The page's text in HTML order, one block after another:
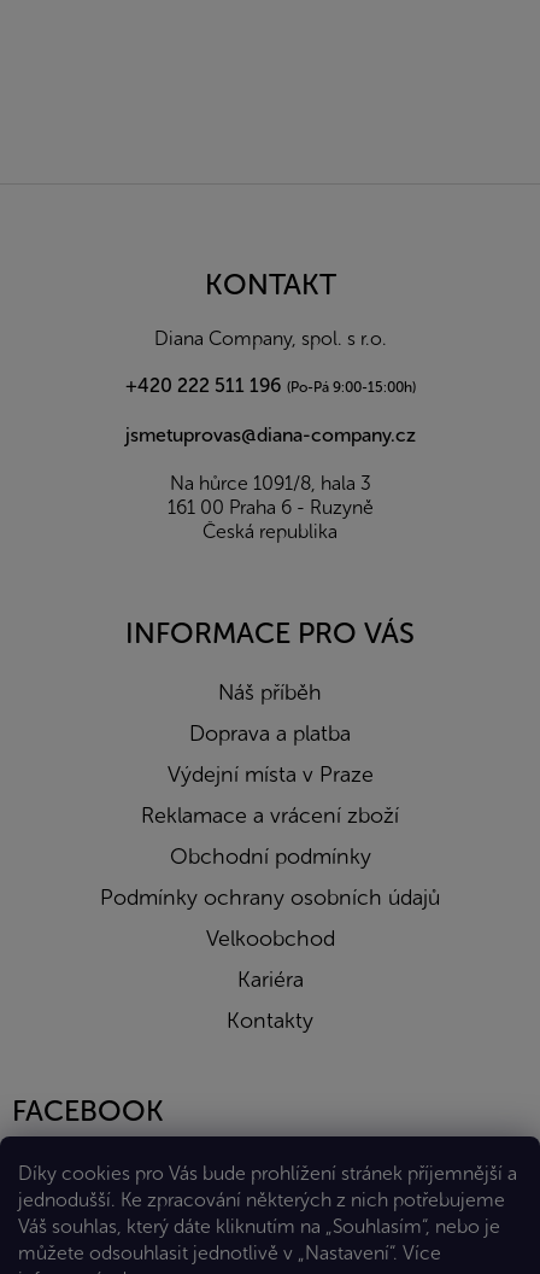
Díky cookies pro Vás bude prohlížení stránek příjemnější a
jednodušší. Ke zpracování některých z nich potřebujeme
Váš souhlas, který dáte kliknutím na „Souhlasím“, nebo je
můžete odsouhlasit jednotlivě v „Nastavení“. Více
KONTAKT
Diana Company, spol. s r.o.
+420 222 511 196 (Po-Pá 9:00-15:00h)
jsmetuprovas@diana-company.cz
Na hůrce 1091/8, hala 3
161 00 Praha 6 - Ruzyně
Česká republika
INFORMACE PRO VÁS
Náš příběh
Doprava a platba
Výdejní místa v Praze
Reklamace a vrácení zboží
Obchodní podmínky
Podmínky ochrany osobních údajů
Velkoobchod
Kariéra
Kontakty
FACEBOOK